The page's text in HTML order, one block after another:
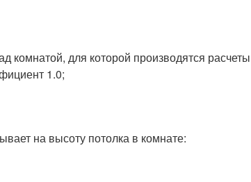
комнатой, для которой производятся
1.0;
на высоту потолка в комнате: